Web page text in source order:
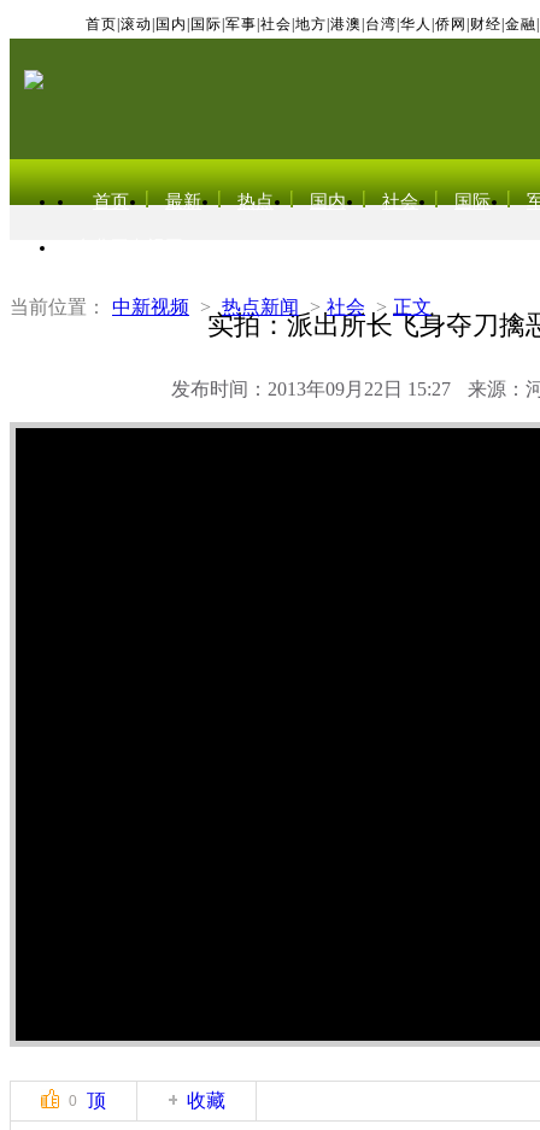
首页 滚动 国内 国际 军事 社会 地方 港澳 台湾 华人 侨网 财经 金融
首页 最新 热点 国内 社会 国际
当前位置： 中新视频 > 热点新闻 > 社会 > 正文
实拍：派出所长飞身夺刀擒
发布时间：2013年09月22日 15:27 来源：
0 顶 收藏